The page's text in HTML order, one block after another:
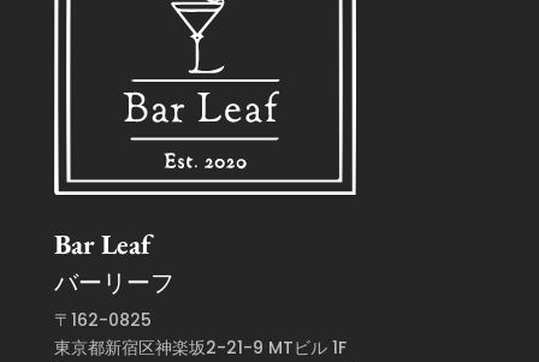
Bar Leaf
バーリーフ
〒162-0825
東京都新宿区神楽坂2-21-9 MTビル 1F